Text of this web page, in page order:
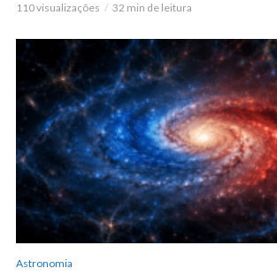
110 visualizações 32 min de leitura
Astronomia